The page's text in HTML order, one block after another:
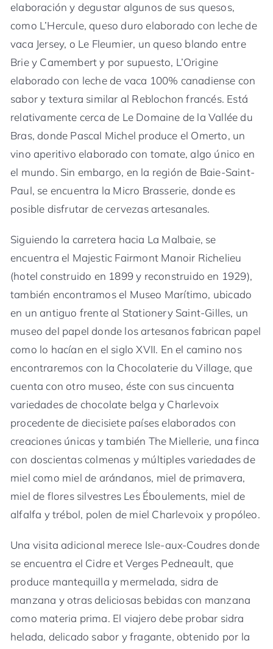
elaboración y degustar algunos de sus quesos,
como L’Hercule, queso duro elaborado con leche de
vaca Jersey, o Le Fleumier, un queso blando entre
Brie y Camembert y por supuesto, L’Origine
elaborado con leche de vaca 100% canadiense con
sabor y textura similar al Reblochon francés. Está
relativamente cerca de Le Domaine de la Vallée du
Bras, donde Pascal Michel produce el Omerto, un
vino aperitivo elaborado con tomate, algo único en
el mundo. Sin embargo, en la región de Baie-Saint-
Paul, se encuentra la Micro Brasserie, donde es
posible disfrutar de cervezas artesanales.
Siguiendo la carretera hacia La Malbaie, se
encuentra el Majestic Fairmont Manoir Richelieu
(hotel construido en 1899 y reconstruido en 1929),
también encontramos el Museo Marítimo, ubicado
en un antiguo frente al Stationery Saint-Gilles, un
museo del papel donde los artesanos fabrican papel
como lo hacían en el siglo XVII. En el camino nos
encontraremos con la Chocolaterie du Village, que
cuenta con otro museo, éste con sus cincuenta
variedades de chocolate belga y Charlevoix
procedente de diecisiete países elaborados con
creaciones únicas y también The Miellerie, una finca
con doscientas colmenas y múltiples variedades de
miel como miel de arándanos, miel de primavera,
miel de flores silvestres Les Éboulements, miel de
alfalfa y trébol, polen de miel Charlevoix y propóleo.
Una visita adicional merece Isle-aux-Coudres donde
se encuentra el Cidre et Verges Pedneault, que
produce mantequilla y mermelada, sidra de
manzana y otras deliciosas bebidas con manzana
como materia prima. El viajero debe probar sidra
helada, delicado sabor y fragante, obtenido por la